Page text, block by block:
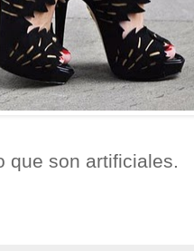
que son artificiales.